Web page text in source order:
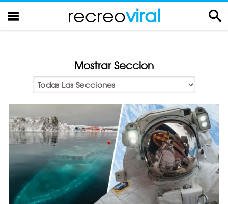
recreoviral
Mostrar Seccion